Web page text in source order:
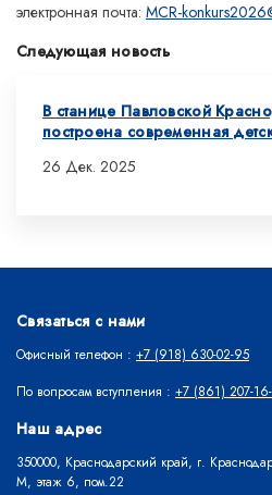
электронная почта: MCR-
Следующая новость
В станице Павловской
построена современная
26 Дек. 2025
Связаться с нами
Офисный телефон : +7 (918) 630-02-95
По вопросам вступления : +7 (861) 207-
Наш адрес
350000, Краснодарский край, г.
М, этаж 6, пом.22